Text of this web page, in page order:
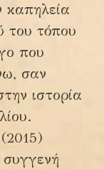
καπηλεία
του τόπου
που
σαν
ιστορία